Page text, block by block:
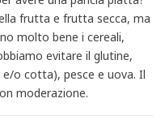
frutta e frutta secca, ma
molto bene i cereali,
evitare il glutine,
o cotta), pesce e uova. Il
moderazione.